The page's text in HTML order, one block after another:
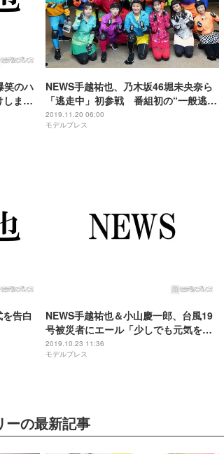
笑のハ
しまし
NEWS手越祐也、乃木坂46堀未央奈ら
「逃走中」初参戦 番組初の“一般逃走
者”も参加
2019.11.20 06:00
モデルプレス
告白
NEWS手越祐也＆小山慶一郎、台風19
号被災者にエール「少しでも元気を届
けられるように」
2019.10.23 11:36
モデルプレス
ーの最新記事